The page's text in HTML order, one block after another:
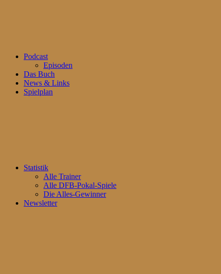
Podcast
Episoden
Das Buch
News & Links
Spielplan
Statistik
Alle Trainer
Alle DFB-Pokal-Spiele
Die Alles-Gewinner
Newsletter